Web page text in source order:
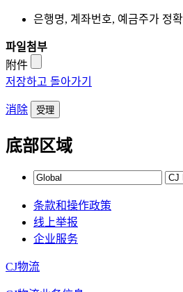
은행명, 계좌번호, 예금주가 정
파일첨부
附件
저장하고 돌아가기
消除
底部区域
条款和操作政策
线上举报
企业服务
CJ物流